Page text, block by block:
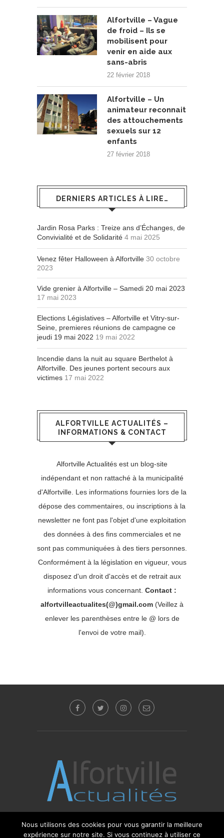
Alfortville – Vague
de froid – Ils se
mobilisent pour
venir en aide aux
sans-abris
22 février 2018
Alfortville – Un
animateur reconnait
des attouchements
sexuels sur 12
enfants
27 février 2018
DERNIERS ARTICLES À LIRE…
Jardin Rosa Parks : Treize ans d’Échanges, de
Convivialité et de Solidarité 4 mai 2025
Venez fêter Halloween à Alfortville 30 octobre
2023
Vide grenier à Alfortville – Samedi 20 mai 2023
17 mai 2023
Elections Législatives – Alfortville et Vitry-sur-
Seine, premieres réunions de campagne ce
jeudi 19 mai 2022 19 mai 2022
Incendie dans la nuit au square Berthelot à
Alfortville. Des jeunes portent secours aux
victimes 17 mai 2022
ALFORTVILLE ACTUALITÉS –
INFORMATIONS & CONTACT
Alfortville Actualités est un blog-site
indépendant et non rattaché à la municipalité
d'Alfortville. Les informations fournies lors de la
dépose des commentaires, ou inscriptions à la
newsletter ne font pas l'objet d'une exploitation
des données à des fins commerciales et ne
sont pas communiquées à des tiers personnes.
Conformément à la législation en vigueur, vous
disposez d'un droit d'accès et de retrait aux
informations vous concernant. Contact :
alfortvilleactualites(@)gmail.com (Veillez à
enlever les parenthèses entre le @ lors de
l'envoi de votre mail).
© 2017 - 2025 Alfortville Actualités - Tous droits
Nous utilisons des cookies pour vous garantir la meilleure
expérience sur notre site. Si vous continuez à utiliser ce